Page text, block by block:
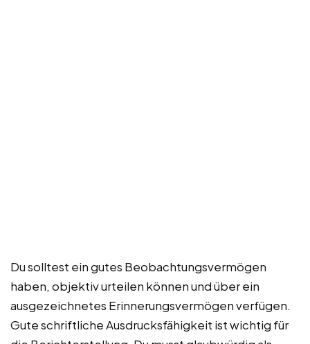
Du solltest ein gutes Beobachtungsvermögen
haben, objektiv urteilen können und über ein
ausgezeichnetes Erinnerungsvermögen verfügen.
Gute schriftliche Ausdrucksfähigkeit ist wichtig für